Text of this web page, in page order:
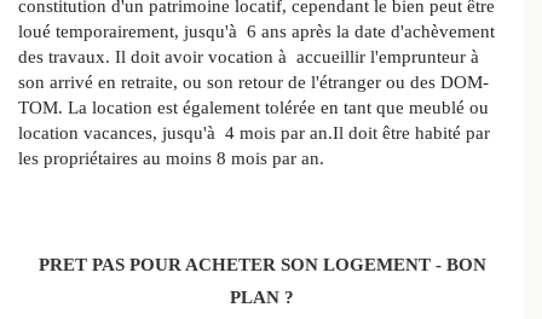
constitution d'un patrimoine locatif, cependant le bien peut être
loué temporairement, jusqu'à 6 ans après la date d'achèvement
des travaux. Il doit avoir vocation à accueillir l'emprunteur à
son arrivé en retraite, ou son retour de l'étranger ou des DOM-
TOM. La location est également tolérée en tant que meublé ou
location vacances, jusqu'à 4 mois par an.Il doit être habité par
les propriétaires au moins 8 mois par an.
PRET PAS POUR ACHETER SON LOGEMENT - BON
PLAN ?